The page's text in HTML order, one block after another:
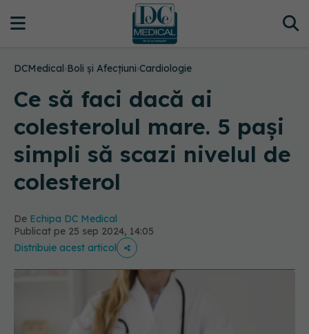
DCMedical›Boli și Afecțiuni›Cardiologie
Ce să faci dacă ai
colesterolul mare. 5 pași
simpli să scazi nivelul de
colesterol
De Echipa DC Medical
Publicat pe 25 sep 2024, 14:05
Distribuie acest articol